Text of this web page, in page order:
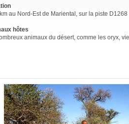
au Nord-Est de Mariental, sur la piste D1268
hôtes
animaux du désert, comme les oryx,